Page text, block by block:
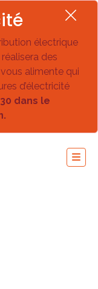
électrique
des
alimente qui
d’électricité
dans le